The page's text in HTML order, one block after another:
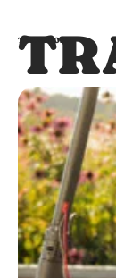
TRANSPORT